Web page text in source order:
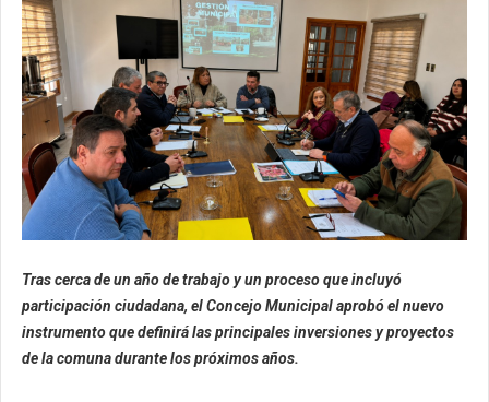
Tras cerca de un año de trabajo y un proceso que incluyó
participación ciudadana, el Concejo Municipal aprobó el nuevo
instrumento que definirá las principales inversiones y proyectos
de la comuna durante los próximos años.